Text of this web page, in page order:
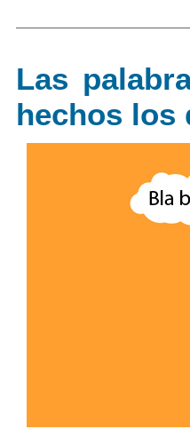
Las
hechos los